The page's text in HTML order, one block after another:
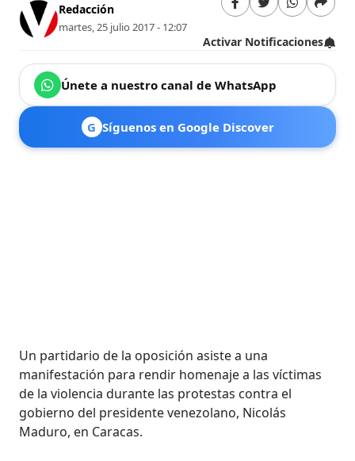
Redacción
martes, 25 julio 2017 - 12:07
Activar Notificaciones
Únete a nuestro canal de WhatsApp
G Síguenos en Google Discover
Un partidario de la oposición asiste a una
manifestación para rendir homenaje a las víctimas
de la violencia durante las protestas contra el
gobierno del presidente venezolano, Nicolás
Maduro, en Caracas.